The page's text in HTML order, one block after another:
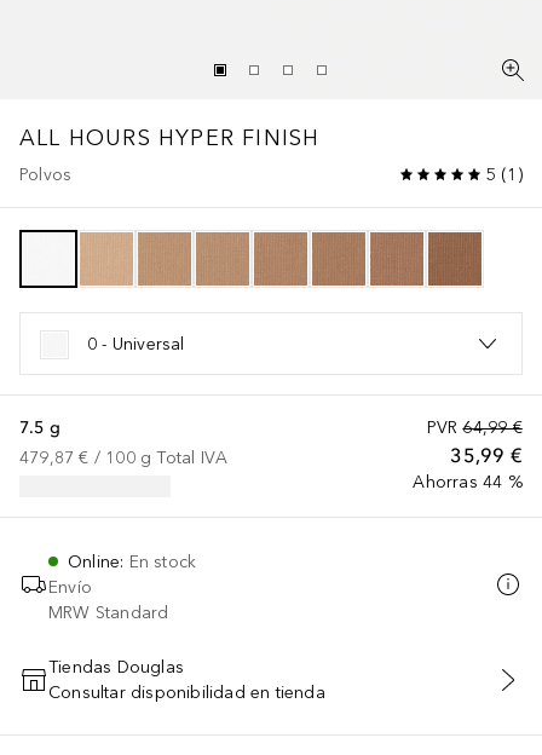
ALL HOURS HYPER FINISH
Polvos 5 (1 )
0 - Universal
PVR 64,99 €
35,99 €
Ahorras 44 %
7.5 g
479,87 € / 100 g Total IVA
Online: En stock
Envío
MRW Standard
AÑADIR AL CARRITO
Tiendas Douglas
Consultar disponibilidad en tienda